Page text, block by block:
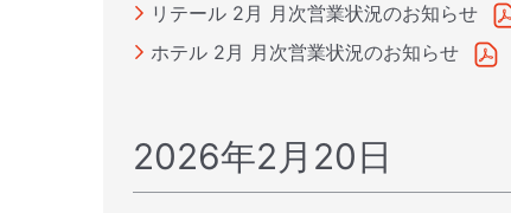
リテール 2月 月次営業状況のお知らせ
ホテル 2月 月次営業状況のお知らせ
2026年2月20日